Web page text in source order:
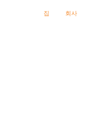
집 회사
인증서
소식
제품